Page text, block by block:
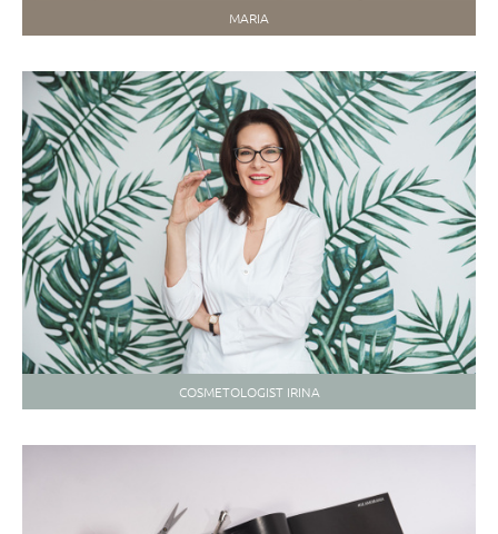
MARIA
COSMETOLOGIST IRINA